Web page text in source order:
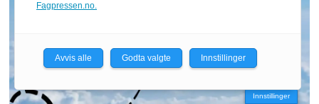
Innstillinger
Fagpressen.no.
Avvis alle Godta valgte Innstillinger